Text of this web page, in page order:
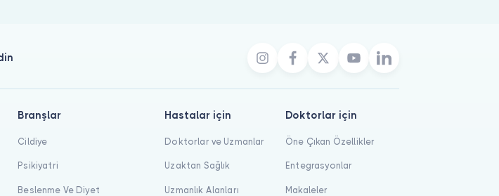
Branşlar
Cildiye
Psikiyatri
Beslenme Ve Diyet
Hastalar için
Doktorlar ve Uzmanlar
Uzaktan Sağlık
Uzmanlık Alanları
Doktorlar için
Öne Çıkan Özellikler
Entegrasyonlar
Makaleler